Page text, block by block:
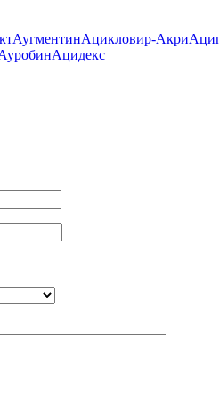
АугментинАцикловир-Акри
Ацидекс